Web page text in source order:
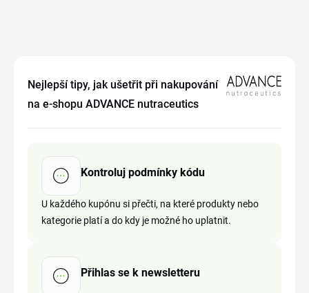
Nejlepší tipy, jak ušetřit při nakupování
na e-shopu ADVANCE nutraceutics
Kontroluj podmínky kódu
U každého kupónu si přečti, na které produkty nebo
kategorie platí a do kdy je možné ho uplatnit.
Přihlas se k newsletteru